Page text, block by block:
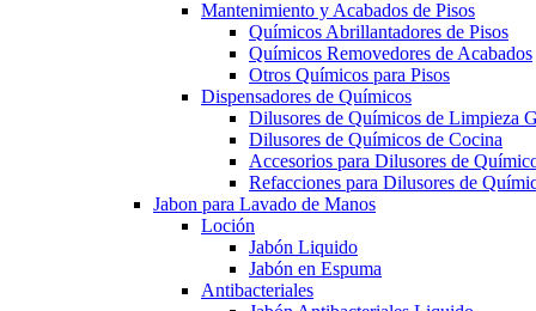
Mantenimiento y Acabados de Pisos
Químicos Abrillantadores de Pisos
Químicos Removedores de Acabados
Otros Químicos para Pisos
Dispensadores de Químicos
Dilusores de Químicos de Limpieza
Dilusores de Químicos de Cocina
Accesorios para Dilusores de
Refacciones para Dilusores de
Jabon para Lavado de Manos
Loción
Jabón Liquido
Jabón en Espuma
Antibacteriales